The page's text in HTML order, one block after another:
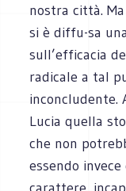
nostra città.
si è diffu-sa
sull’efficacia
radicale a tal
inconcludente.
Lucia quella
che non
essendo